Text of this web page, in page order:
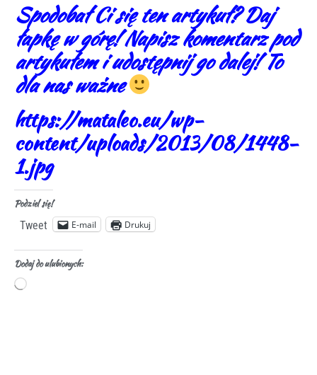
Spodobał Ci się ten artykuł? Daj
łapkę w górę! Napisz komentarz pod
artykułem i udostępnij go dalej! To
dla nas ważne
https://mataleo.eu/wp-
content/uploads/2013/08/1448-
1.jpg
Podziel się!
Tweet E-mail Drukuj
Dodaj do ulubionych: